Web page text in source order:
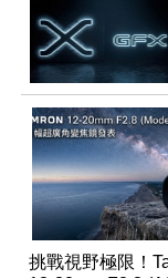
挑戰視野極限！